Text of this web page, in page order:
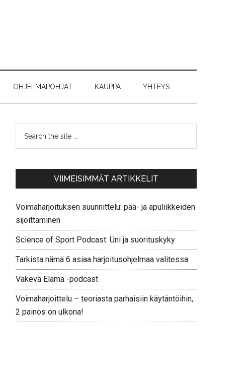
OHJELMAPOHJAT KAUPPA YHTEYS
VIIMEISIMMÄT ARTIKKELIT
Voimaharjoituksen suunnittelu: pää- ja apuliikkeiden
sijoittaminen
Science of Sport Podcast: Uni ja suorituskyky
Tarkista nämä 6 asiaa harjoitusohjelmaa valitessa
Väkevä Elämä -podcast
Voimaharjoittelu – teoriasta parhaisiin käytäntöihin,
2 painos on ulkona!